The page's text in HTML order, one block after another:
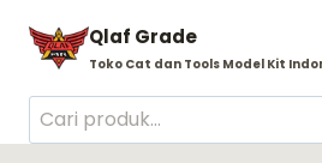
content
Qlaf Grade
Toko Cat dan Tools Model Kit
Pencarian
untuk: